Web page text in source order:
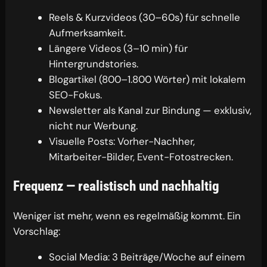
Reels & Kurzvideos (30–60s) für schnelle
Aufmerksamkeit.
Längere Videos (3–10 min) für
Hintergrundstories.
Blogartikel (800–1.800 Wörter) mit lokalem
SEO-Fokus.
Newsletter als Kanal zur Bindung — exklusiv,
nicht nur Werbung.
Visuelle Posts: Vorher-Nachher,
Mitarbeiter-Bilder, Event-Fotostrecken.
Frequenz — realistisch und nachhaltig
Weniger ist mehr, wenn es regelmäßig kommt. Ein
Vorschlag:
Social Media: 3 Beiträge/Woche auf einem